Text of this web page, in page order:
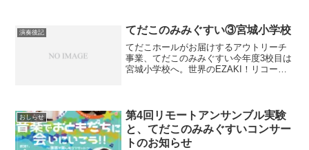
（クロマティック・ハーモニカ）アンサ
ンブルくまからの城東小...
演奏後記 てだこのみみぐすい③宮城小学校
てだこホールがお届けするアウトリーチ
事業、てだこのみみぐすい今年度3校目は
宮城小学校へ。世界のEZAKI！リコーダ
間で、五年...
おしらせ
第4回リモートアンサンブル実験
と、てだこのみみぐすいコンサー
トのお知らせ